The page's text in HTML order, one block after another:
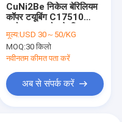
CuNi2Be निकेल बेरिलियम
कॉपर टयूबिंग C17510
मूल्य:USD 30～50/KG
MOQ:30 किलो
नवीनतम कीमत पता करें
अब से संपर्क करें